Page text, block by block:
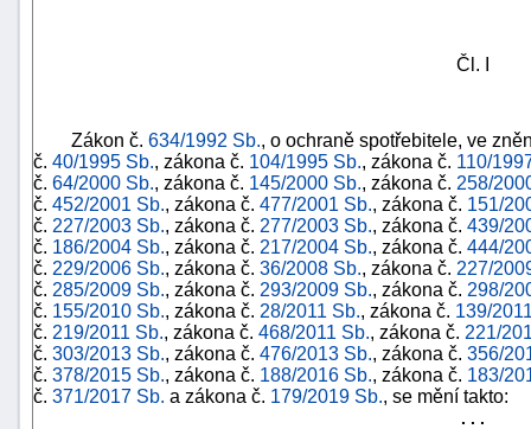
Čl. I
Zákon č. 634/1992 Sb., o ochraně spotřebitele, ve
č. 40/1995 Sb., zákona č. 104/1995 Sb., zákona č. 110/
č. 64/2000 Sb., zákona č. 145/2000 Sb., zákona č. 258/
č. 452/2001 Sb., zákona č. 477/2001 Sb., zákona č. 151/
č. 227/2003 Sb., zákona č. 277/2003 Sb., zákona č. 439/
č. 186/2004 Sb., zákona č. 217/2004 Sb., zákona č. 444/
č. 229/2006 Sb., zákona č. 36/2008 Sb., zákona č. 227/
č. 285/2009 Sb., zákona č. 293/2009 Sb., zákona č. 298/
č. 155/2010 Sb., zákona č. 28/2011 Sb., zákona č. 139/
č. 219/2011 Sb., zákona č. 468/2011 Sb., zákona č. 221/
č. 303/2013 Sb., zákona č. 476/2013 Sb., zákona č. 356/
č. 378/2015 Sb., zákona č. 188/2016 Sb., zákona č. 183/
č. 371/2017 Sb. a zákona č. 179/2019 Sb., se mění takto:
. . .